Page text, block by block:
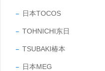
日本TOCOS
TOHNICHI东日
TSUBAKI椿本
日本MEG